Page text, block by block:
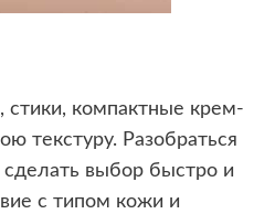
компактные крем-
текстуру. Разобраться
сделать выбор быстро и
с типом кожи и